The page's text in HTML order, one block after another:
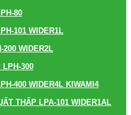
80
101 WIDER1L
WIDER2L
300
400 WIDER4L KIWAMI4
THẤP LPA-101 WIDER1AL